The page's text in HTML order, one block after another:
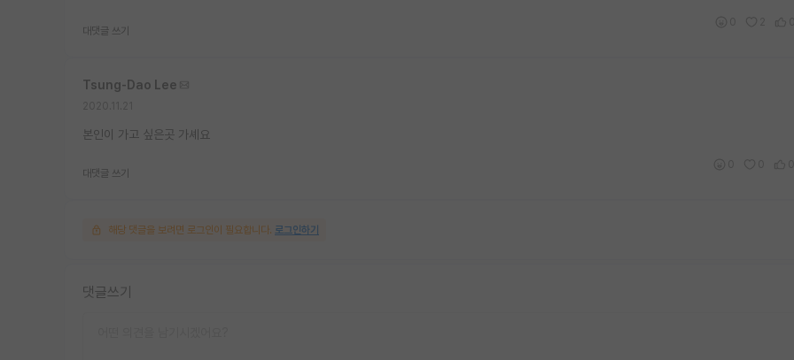
대댓글 쓰기
Tsung-Dao Lee
본인이 가고 싶은곳 가셰요
대댓글 쓰기
해당 댓글을 보려면 로그인이 필요합니다. 로그인하기
댓글쓰기